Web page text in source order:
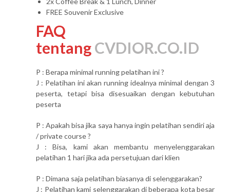
FREE Souvenir Exclusive
FAQ
tentangCVDIOR.CO.ID
P : Berapa minimal running pelatihan ini ?
J : Pelatihan ini akan running idealnya minimal dengan 3
peserta, tetapi bisa disesuaikan dengan kebutuhan
peserta
P : Apakah bisa jika saya hanya ingin pelatihan sendiri aja
/ private course ?
J : Bisa, kami akan membantu menyelenggarakan
pelatihan 1 hari jika ada persetujuan dari klien
P : Dimana saja pelatihan biasanya di selenggarakan?
J : Pelatihan kami selenggarakan di beberapa kota besar